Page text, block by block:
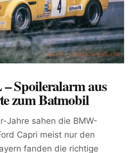
Spoileralarm aus
zum Batmobil
Jahre sahen die BMW-
Capri meist nur den
fanden die richtige